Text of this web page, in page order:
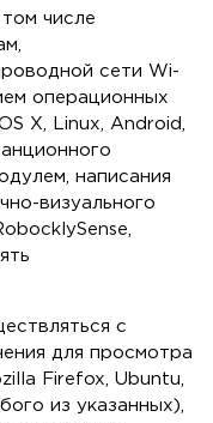
числе
сети Wi-
операционных
X, Linux, Android,
написания
визуального
с
для просмотра
Firefox, Ubuntu,
из указанных),